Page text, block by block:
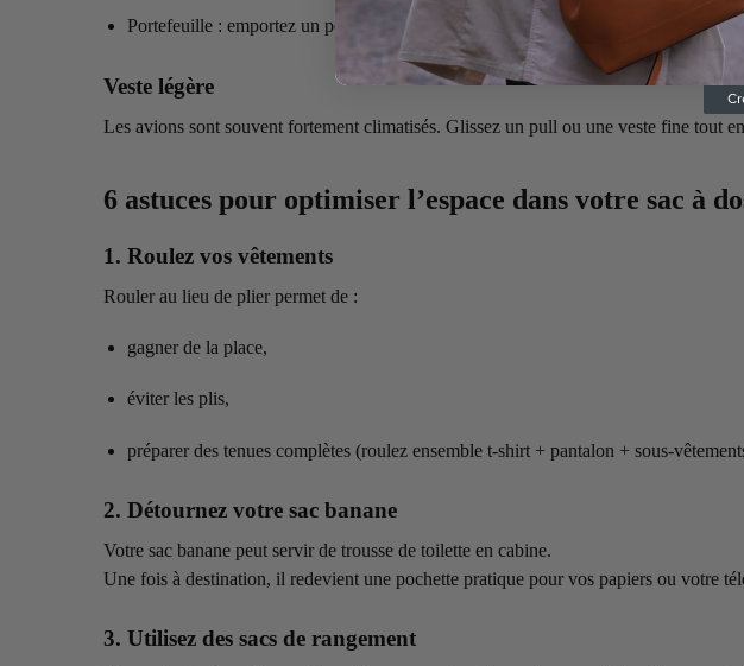
Portefeuille : emportez un peu d’espèces, vos cartes bancaires et vérifiez les
Veste légère
Les avions sont souvent fortement climatisés. Glissez un pull ou une veste fine tout
6 astuces pour optimiser l’espace dans votre sac à
1. Roulez vos vêtements
Rouler au lieu de plier permet de :
gagner de la place,
éviter les plis,
préparer des tenues complètes (roulez ensemble t-shirt + pantalon + sous-
2. Détournez votre sac banane
Votre sac banane peut servir de trousse de toilette en cabine.
Une fois à destination, il redevient une pochette pratique pour vos papiers ou votre
3. Utilisez des sacs de rangement